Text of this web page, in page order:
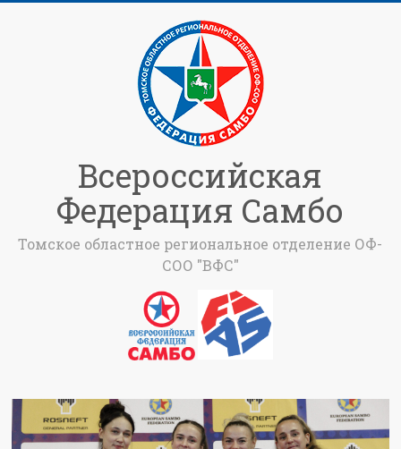
Всероссийская
Федерация Самбо
Томское областное региональное отделение ОФ-
СОО "ВФС"